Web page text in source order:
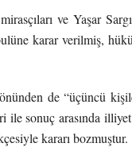
ve Yaşar
karar verilmiş,
de “üçüncü
ile sonuç arasında
kararı bozmuştur.